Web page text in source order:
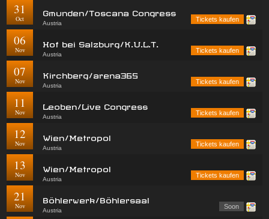
31
Oct
Gmunden/Toscana Congress
Austria
Tickets kaufen
06
Nov
Hof bei Salzburg/K.U.L.T.
Austria
Tickets kaufen
07
Nov
Kirchberg/arena365
Austria
Tickets kaufen
11
Nov
Leoben/Live Congress
Austria
Tickets kaufen
12
Nov
Wien/Metropol
Austria
Tickets kaufen
13
Nov
Wien/Metropol
Austria
Tickets kaufen
21
Nov
Böhlerwerk/Böhlersaal
Austria
Soon